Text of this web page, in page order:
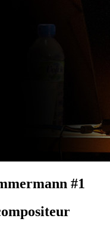
#1